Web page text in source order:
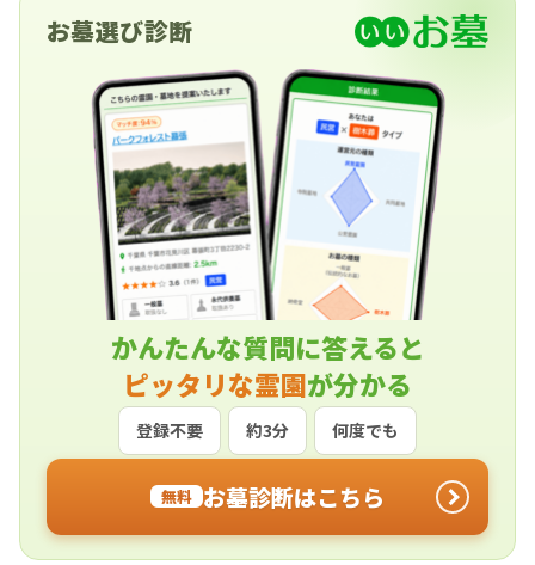
お墓選び診断
かんたんな質問に答えると
ピッタリな霊園が分かる
登録不要 約3分 何度でも
無料 お墓診断はこちら